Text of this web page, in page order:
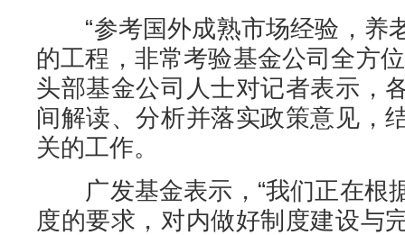
“参考国外成熟市场经验，养
的工程，非常考验基金公司全方
头部基金公司人士对记者表示，
间解读、分析并落实政策意见，
关的工作。
广发基金表示，“我们正在根
度的要求，对内做好制度建设与